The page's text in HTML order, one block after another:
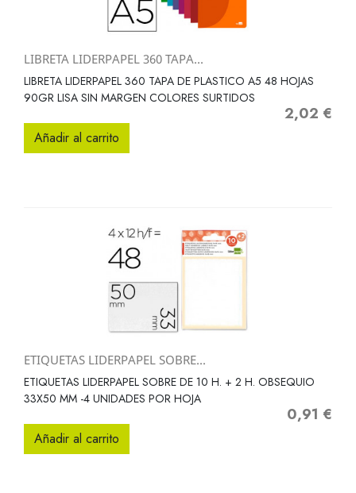
LIBRETA LIDERPAPEL 360 TAPA...
LIBRETA LIDERPAPEL 360 TAPA DE PLASTICO A5 48 HOJAS
90GR LISA SIN MARGEN COLORES SURTIDOS
Precio
2,02 €
Añadir al carrito
ETIQUETAS LIDERPAPEL SOBRE...
ETIQUETAS LIDERPAPEL SOBRE DE 10 H. + 2 H. OBSEQUIO
33X50 MM -4 UNIDADES POR HOJA
Precio
0,91 €
Añadir al carrito